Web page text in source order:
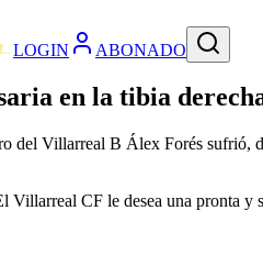
LOGIN ABONADO
en la tibia
del Villarreal B Álex Forés
CF le desea una pronta